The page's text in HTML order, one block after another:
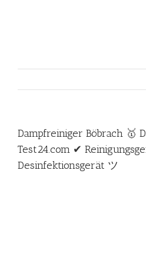
Dampfreiniger Böbrach 🥇
Test24.com ✔
Desinfektionsgerät ツ